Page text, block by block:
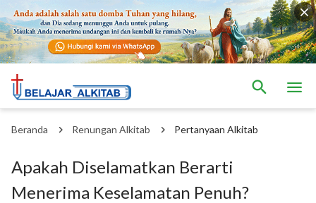
Beranda Renungan Alkitab Pertanyaan Alkitab
Apakah Diselamatkan Berarti
Menerima Keselamatan Penuh?